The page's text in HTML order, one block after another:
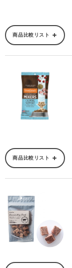
商品比較リスト
商品比較リスト